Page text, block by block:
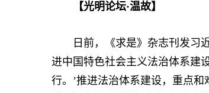
【光明论坛·温故】
日前，《求是》杂志刊发习近
进中国特色社会主义法治体系建
行。’推进法治体系建设，重点